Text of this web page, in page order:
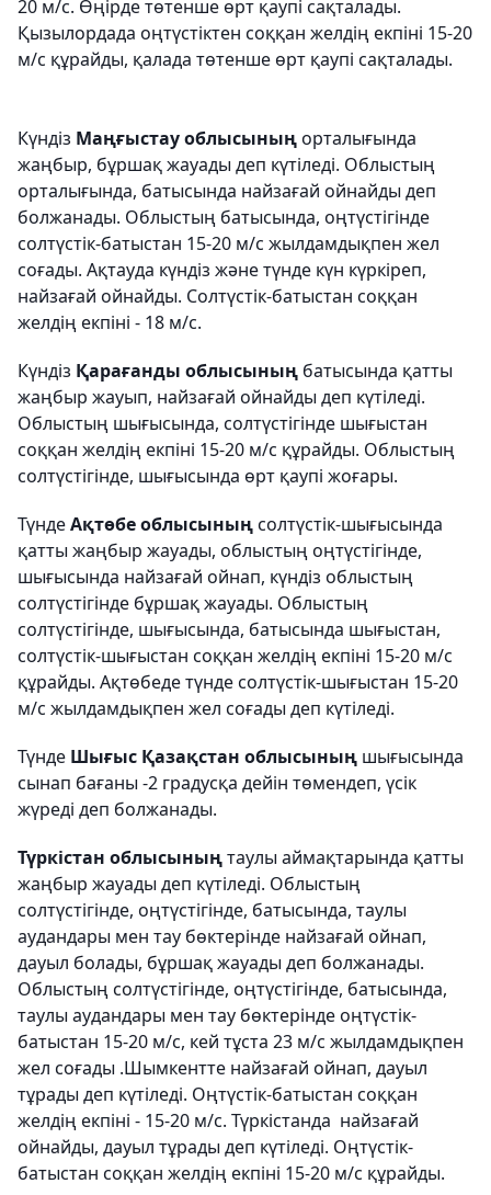
20 м/с. Өңірде төтенше өрт қаупі сақталады.
Қызылордада оңтүстіктен соққан желдің екпіні 15-20
м/с құрайды, қалада төтенше өрт қаупі сақталады.
Күндіз Маңғыстау облысыныңорталығында
жаңбыр, бұршақ жауады деп күтіледі. Облыстың
орталығында, батысында найзағай ойнайды деп
болжанады. Облыстың батысында, оңтүстігінде
солтүстік-батыстан 15-20 м/с жылдамдықпен жел
соғады. Ақтауда күндіз және түнде күн күркіреп,
найзағай ойнайды. Солтүстік-батыстан соққан
желдің екпіні - 18 м/с.
Күндіз Қарағанды облысының батысында қатты
жаңбыр жауып, найзағай ойнайды деп күтіледі.
Облыстың шығысында, солтүстігінде шығыстан
соққан желдің екпіні 15-20 м/с құрайды. Облыстың
солтүстігінде, шығысында өрт қаупі жоғары.
ТүндеАқтөбе облысыныңсолтүстік-шығысында
қатты жаңбыр жауады, облыстың оңтүстігінде,
шығысында найзағай ойнап, күндіз облыстың
солтүстігінде бұршақ жауады. Облыстың
солтүстігінде, шығысында, батысында шығыстан,
солтүстік-шығыстан соққан желдің екпіні 15-20 м/с
құрайды. Ақтөбеде түнде солтүстік-шығыстан 15-20
м/с жылдамдықпен жел соғады деп күтіледі.
Түнде Шығыс Қазақстан облысының шығысында
сынап бағаны -2 градусқа дейін төмендеп, үсік
жүреді деп болжанады.
Түркістан облысыныңтаулы аймақтарында қатты
жаңбыр жауады деп күтіледі. Облыстың
солтүстігінде, оңтүстігінде, батысында, таулы
аудандары мен тау бөктерінде найзағай ойнап,
дауыл болады, бұршақ жауады деп болжанады.
Облыстың солтүстігінде, оңтүстігінде, батысында,
таулы аудандары мен тау бөктерінде оңтүстік-
батыстан 15-20 м/с, кей тұста 23 м/с жылдамдықпен
жел соғады .Шымкентте найзағай ойнап, дауыл
тұрады деп күтіледі. Оңтүстік-батыстан соққан
желдің екпіні - 15-20 м/с. Түркістанда найзағай
ойнайды, дауыл тұрады деп күтіледі. Оңтүстік-
батыстан соққан желдің екпіні 15-20 м/с құрайды.